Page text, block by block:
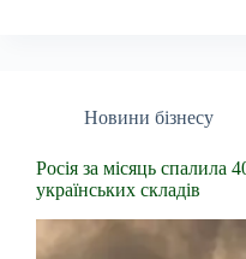
Новини бізнесу
Росія за місяць спалила
українських складів